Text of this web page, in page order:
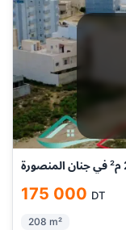
175 000 DT
208 m²